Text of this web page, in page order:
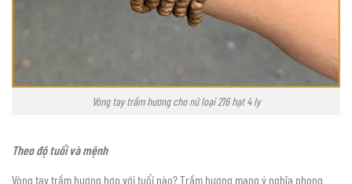
Vòng tay trầm hương cho nữ loại 216 hạt 4 ly
Theo độ tuổi và mệnh
Vòng tay trầm hương hợp với tuổi nào? Trầm hương mang ý nghĩa phong